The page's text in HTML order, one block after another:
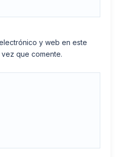
y web en este
que comente.